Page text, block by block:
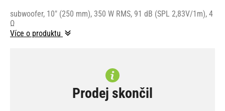
subwoofer, 10" (250 mm), 350 W RMS, 91 dB (SPL 2,83V/1m), 4
Ω
Více o produktu
Prodej skončil